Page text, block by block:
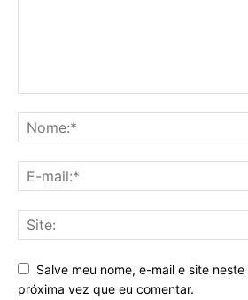
Salve meu nome, e-mail e site
próxima vez que eu comentar.